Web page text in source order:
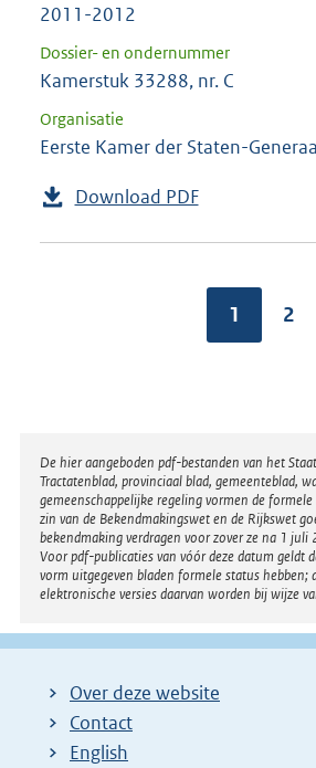
2011-2012
Dossier- en ondernummer
Kamerstuk 33288, nr. C
Organisatie
Eerste Kamer der Staten-
Download PDF
1 2
Disclaimer
De hier aangeboden pdf-bestanden van het
Tractatenblad, provinciaal blad, gemeenteblad,
gemeenschappelijke regeling vormen de
zin van de Bekendmakingswet en de Rijkswet
bekendmaking verdragen voor zover ze na 1 juli
Voor pdf-publicaties van vóór deze datum geldt
vorm uitgegeven bladen formele status hebben;
elektronische versies daarvan worden bij wijze
Over deze website
Contact
English